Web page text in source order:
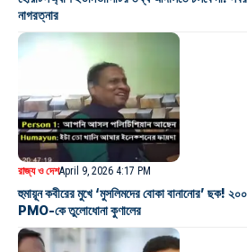
নাগরত্নার
রাজ্য ও দেশApril 9, 2026 4:17 PM
হুমায়ূন কবীরের মুখে ‘মুসলিমদের বোকা বানানোর’ ছক!
PMO-কে তুলোধোনা কুণালের